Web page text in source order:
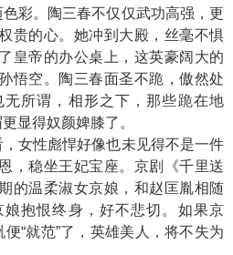
色彩。陶三春不仅仅武功高强，更
贵的心。她冲到大殿，丝毫不惧
皇帝的办公桌上，这英豪阔大的
悟空。陶三春面圣不跪，傲然处
所谓，相形之下，那些跪在地
显得奴颜婢膝了。
女性彪悍好像也未见得不是一件
，稳坐王妃宝座。京剧《千里送
的温柔淑女京娘，和赵匡胤相随
抱恨终身，好不悲切。如果京
“就范”了，英雄美人，将不失为